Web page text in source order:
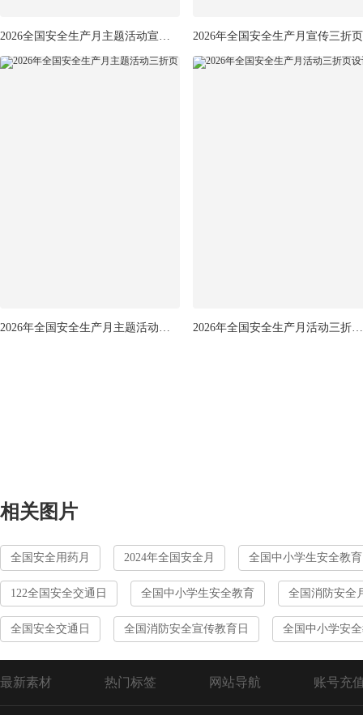
2026全国安全生产月主题活动宣传宣传单 2026年全国安全生产月宣传三折页
2026年全国安全生产月主题活动三折页 2026年全国安全生产月活动三折页设计
相关图片
全国安全用药月 2024年全国安全月 全国中小学生安全教
122全国安全交通日 全国中小学生安全教育 全国消防安全
全国安全交通日 全国消防安全宣传教育日 全国中小学安
最新素材 热门标签 网站导航 账号充